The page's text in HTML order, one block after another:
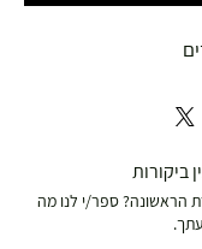
ביקורות
הראשונה? ספר/י לנו מה